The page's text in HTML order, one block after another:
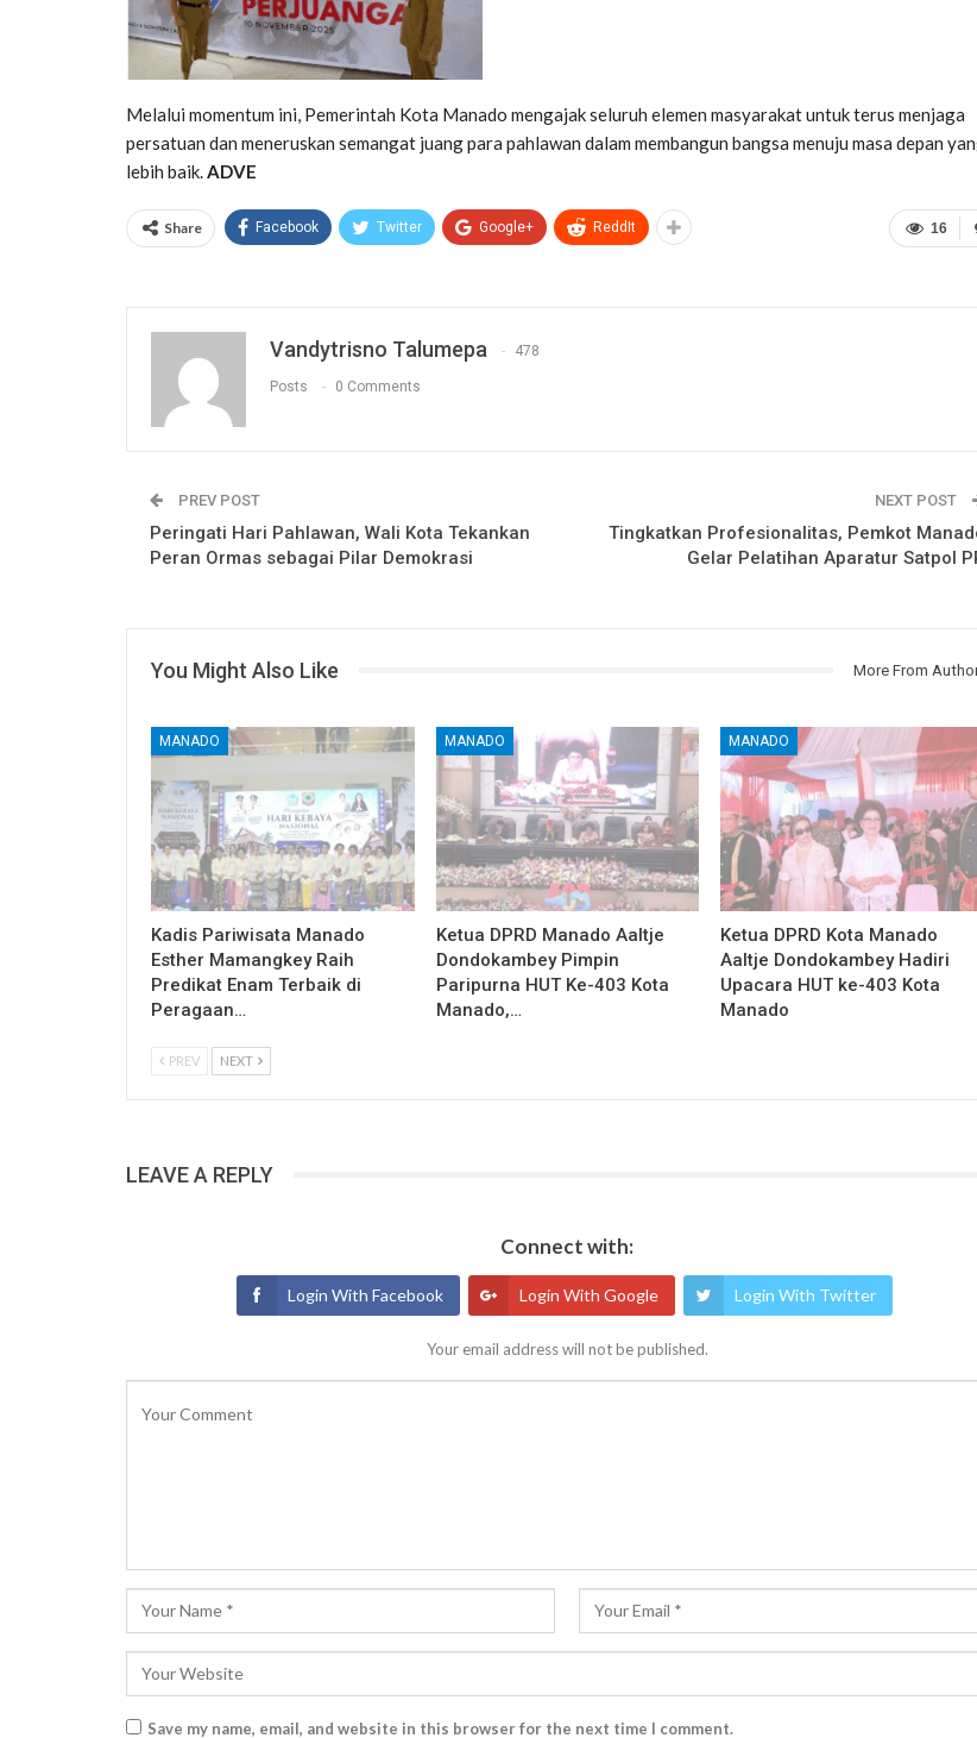
Melalui momentum ini, Pemerintah Kota Manado mengajak seluruh elemen masyarakat untuk terus menjaga
persatuan dan meneruskan semangat juang para pahlawan dalam membangun bangsa menuju masa depan
lebih baik.ADVE
16
Share Facebook Twitter Google+ ReddIt
Vandytrisno Talumepa 478
Posts 0 Comments
PREV POST
Peringati Hari Pahlawan, Wali Kota Tekankan
Peran Ormas sebagai Pilar Demokrasi
NEXT POST
Tingkatkan Profesionalitas, Pemkot
Gelar Pelatihan Aparatur Satpol
You Might Also Like More From
MANADO
Kadis Pariwisata Manado
Esther Mamangkey Raih
Predikat Enam Terbaik di
Peragaan…
MANADO
Ketua DPRD Manado Aaltje
Dondokambey Pimpin
Paripurna HUT Ke-403 Kota
Manado,…
MANADO
Ketua DPRD Kota Manado
Aaltje Dondokambey Hadiri
Upacara HUT ke-403 Kota
Manado
PREV NEXT
LEAVE A REPLY
Connect with:
Login With Facebook Login With Google Login With Twitter
Your email address will not be published.
Save my name, email, and website in this browser for the next time I comment.